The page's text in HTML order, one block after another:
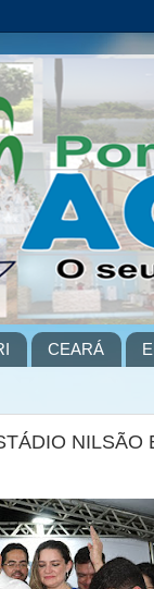
CEARÁ
NILSÃO